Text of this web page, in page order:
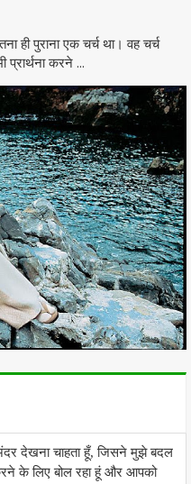
ही पुराना एक चर्च था। वह चर्च
प्रार्थना करने ...
देखना चाहता हूँ, जिसने मुझे बदल
के लिए बोल रहा हूं और आपको